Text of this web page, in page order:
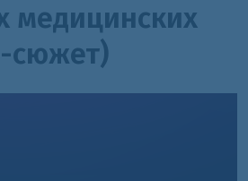
медицинских
сюжет)